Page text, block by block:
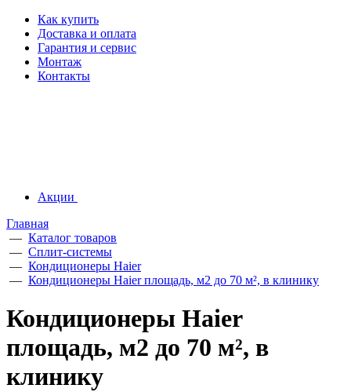
Как купить
Доставка и оплата
Гарантия и сервис
Монтаж
Контакты
Акции
Главная
— Каталог товаров
— Сплит-системы
— Кондиционеры Haier
— Кондиционеры Haier площадь, м2 до 70 м², в клинику
Кондиционеры Haier
площадь, м2 до 70 м², в
клинику